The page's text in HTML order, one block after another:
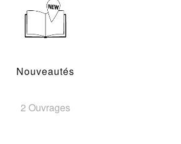
Nouveautés
2 Ouvrages